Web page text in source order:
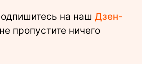
на наш Дзен-
пропустите ничего